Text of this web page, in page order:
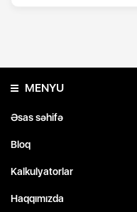
MENYU
Əsas səhifə
Bloq
Kalkulyatorlar
Haqqımızda